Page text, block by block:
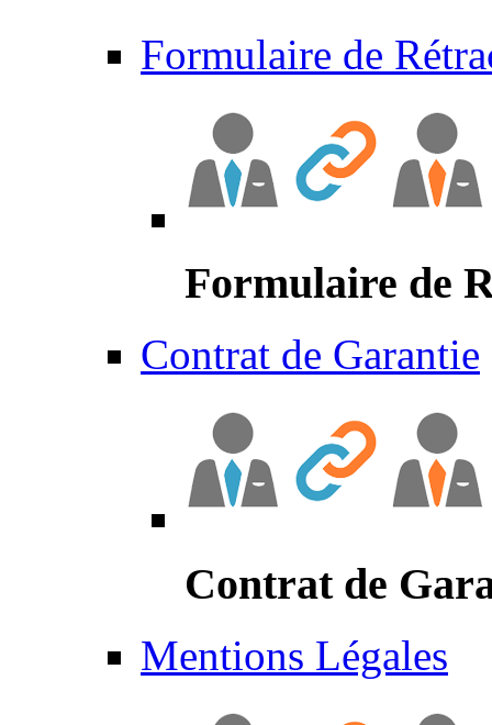
Formulaire de
Formulaire de
Contrat de Garantie
Contrat de
Mentions Légales